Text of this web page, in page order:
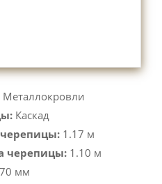
Металлокровли
Каскад
1.17 м
черепицы: 1.10 м
70 мм